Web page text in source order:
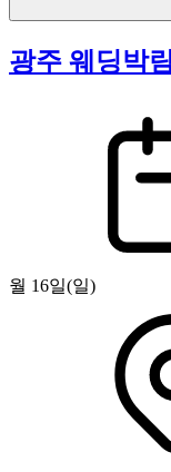
광주 웨딩박
월 16일(일)